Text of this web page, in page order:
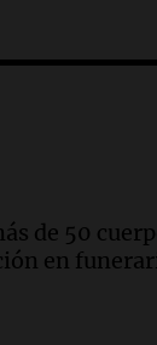
por
de 50
en